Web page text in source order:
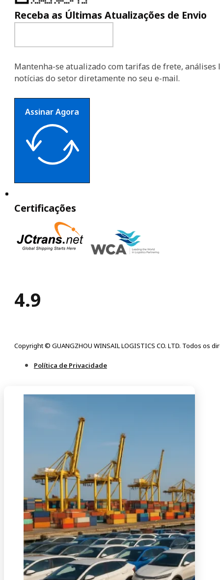
Receba as Últimas Atualizações de Envio
Mantenha-se atualizado com tarifas de frete, análises
notícias do setor diretamente no seu e-mail.
Assinar Agora
Certificações
4.9
Copyright © GUANGZHOU WINSAIL LOGISTICS CO. LTD. Todos os
Política de Privacidade